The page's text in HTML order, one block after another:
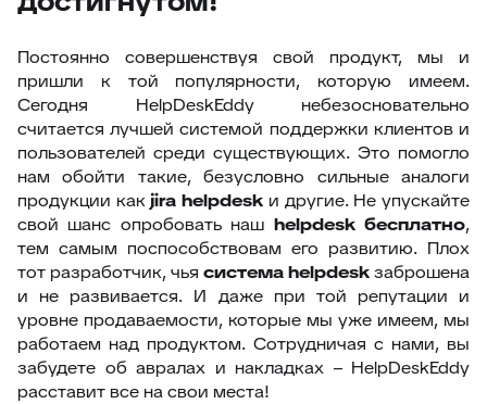
Постоянно совершенствуя свой продукт, мы и
пришли к той популярности, которую имеем.
Сегодня HelpDeskEddy небезосновательно
считается лучшей системой поддержки клиентов и
пользователей среди существующих. Это помогло
нам обойти такие, безусловно сильные аналоги
продукции какjira helpdesk и другие. Не упускайте
свой шанс опробовать наш helpdesk бесплатно,
тем самым поспособствовам его развитию. Плох
тот разработчик, чья система helpdeskзаброшена
и не развивается. И даже при той репутации и
уровне продаваемости, которые мы уже имеем, мы
работаем над продуктом. Сотрудничая с нами, вы
забудете об авралах и накладках – HelpDeskEddy
расставит все на свои места!